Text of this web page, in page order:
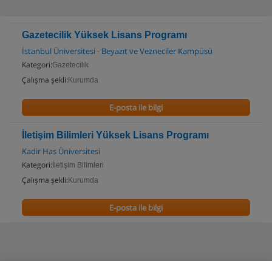
Gazetecilik Yüksek Lisans Programı
İstanbul Üniversitesi - Beyazıt ve Vezneciler Kampüsü
Kategori:Gazetecilik
Çalışma şekli: Kurumda
E-posta ile bilgi
İletişim Bilimleri Yüksek Lisans Programı
Kadir Has Üniversitesi
Kategori: İletişim Bilimleri
Çalışma şekli: Kurumda
E-posta ile bilgi